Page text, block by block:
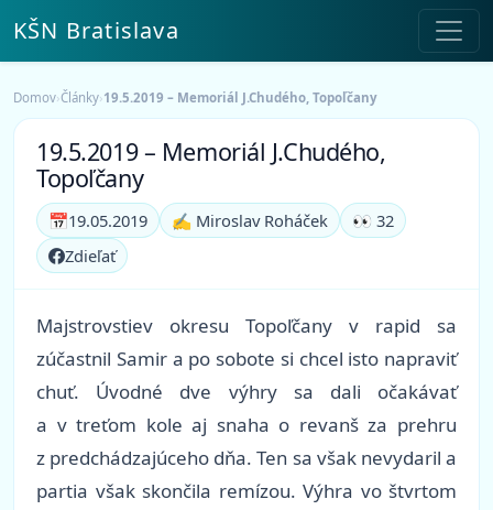
KŠN Bratislava
Domov›Články›19.5.2019 – Memoriál J.Chudého, Topoľčany
19.5.2019 – Memoriál J.Chudého,
Topoľčany
📅19.05.2019 ✍️ Miroslav Roháček
👀 32
Zdieľať
Majstrovstiev okresu Topoľčany v rapid sa
zúčastnil Samir a po sobote si chcel isto napraviť
chuť. Úvodné dve výhry sa dali očakávať
a v treťom kole aj snaha o revanš za prehru
z predchádzajúceho dňa. Ten sa však nevydaril a
partia však skončila remízou. Výhra vo štvrtom